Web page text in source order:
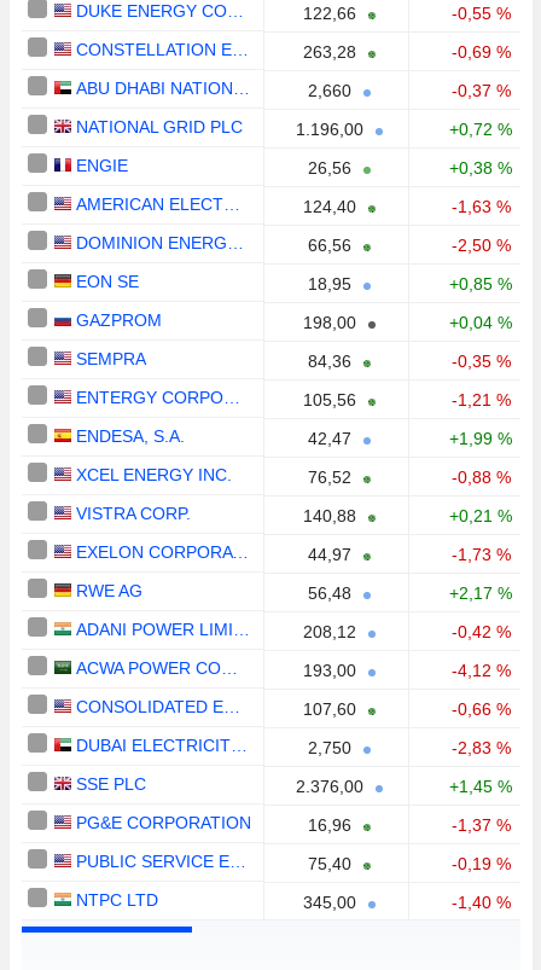
DUKE ENERGY CORPORATION
122,66
-0,55 %
CONSTELLATION ENERGY CORPORATION
263,28
-0,69 %
2,660
-0,37 %
NATIONAL GRID PLC
1.196,00
+0,72 %
ENGIE
26,56
+0,38 %
AMERICAN ELECTRIC POWER COMPANY, INC.
124,40
-1,63 %
66,56
-2,50 %
EON SE
18,95
+0,85 %
GAZPROM
198,00
+0,04 %
SEMPRA
84,36
-0,35 %
ENTERGY CORPORATION
105,56
-1,21 %
ENDESA, S.A.
42,47
+1,99 %
XCEL ENERGY INC.
76,52
-0,88 %
VISTRA CORP.
140,88
+0,21 %
EXELON CORPORATION
44,97
-1,73 %
RWE AG
56,48
+2,17 %
208,12
-0,42 %
ACWA POWER COMPANY
193,00
-4,12 %
CONSOLIDATED EDISON, INC.
107,60
-0,66 %
DUBAI ELECTRICITY AND WATER AUTHORITY
2,750
-2,83 %
SSE PLC
2.376,00
+1,45 %
PG&E CORPORATION
16,96
-1,37 %
PUBLIC SERVICE ENTERPRISE GROUP, INC.
75,40
-0,19 %
NTPC LTD
345,00 -1,40 %